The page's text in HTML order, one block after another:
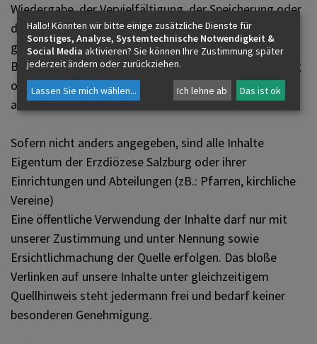
Wiedergabe, der Vervielfältigung, der Speicherung oder
der Verbreitung ist daher nur im Rahmen der
gesetzlichen und/oder eventueller vertraglicher
Bestimmungen gestattet. Rechte für eine Verwendung
oder weitere Verbreitung dieser Inhalte sind
ausschließlich mit dem Rechteinhaber zu klären.
Sofern nicht anders angegeben, sind alle Inhalte
Eigentum der Erzdiözese Salzburg oder ihrer
Einrichtungen und Abteilungen (zB.: Pfarren, kirchliche
Vereine)
Eine öffentliche Verwendung der Inhalte darf nur mit
unserer Zustimmung und unter Nennung sowie
Ersichtlichmachung der Quelle erfolgen. Das bloße
Verlinken auf unsere Inhalte unter gleichzeitigem
Quellhinweis steht jedermann frei und bedarf keiner
besonderen Genehmigung.
Hallo! Könnten wir bitte einige zusätzliche Dienste für
Sonstiges, Analyse, Systemtechnische Notwendigkeit &
Social Media aktivieren? Sie können Ihre Zustimmung später
jederzeit ändern oder zurückziehen.
Lassen Sie mich wählen... Ich lehne ab Das ist ok